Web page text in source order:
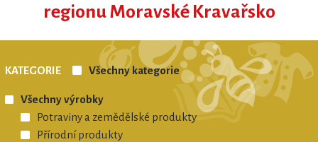
REGIONÁLNÍ ZNAČKA
MORAVSKÉ KRAVAŘSKO regionální
regionu Moravské Kravařsko
KATEGORIE Všechny kategorie
Všechny výrobky
Potraviny a zemědělské produkty
Přírodní produkty